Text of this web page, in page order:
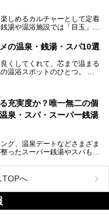
県呉市を中心に、広島のおす
しめるカルチャーとして定着
湯や温浴施設では「目玉」と
を促すサウナは、リフレッシ
り健康や美容にも良い影響が
ウナにこだわった、広島県内
ヶ所を紹介させていただき
の温泉・銭湯・スパ10選
くしてくれて、芯まで温まる
温浴スポットのひとつ。
岩盤浴が楽しむことができ
銭湯・スパをご紹介していき
充実度か？唯一無二の個
泉・スパ・スーパー銭湯
グ、温泉デートなどさまざま
ったスーパー銭湯やスパも、
ちらも充実している広島県。
浴施設のなかから、筆者が
っている魅力的な施設を5件
。
。
TOPへ